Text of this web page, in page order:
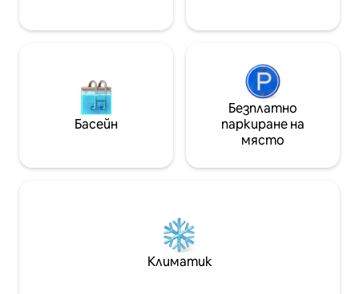
днес! Паркинг пред къщата
като у дома си
Басейн
Безплатно
паркиране на
място
Климатик